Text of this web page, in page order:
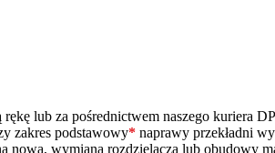
lub za pośrednictwem naszego kuriera
zakres podstawowy* naprawy przekładni
wymiana rozdzielacza lub obudowy